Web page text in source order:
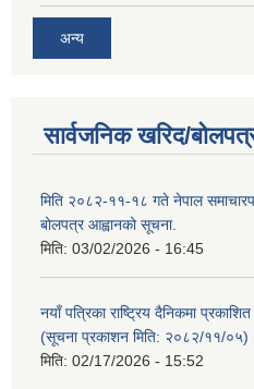
अन्य
सार्वजनिक खरिद/
मिति २०८२-११-१८ गते नेपाल
बोलपत्र आह्वानको सूचना.
मिति: 03/02/2026 - 16:45
नयाँ पत्रिका राष्ट्रिय दैनिकमा
(सूचना प्रकाशन मिति: २०८२/११/०५)
मिति: 02/17/2026 - 15:52